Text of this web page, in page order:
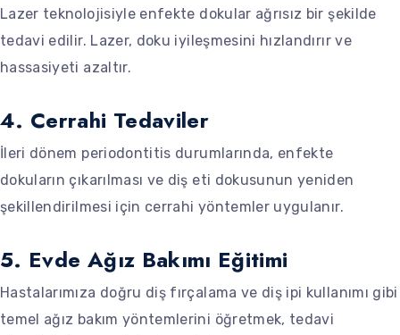
Lazer teknolojisiyle enfekte dokular ağrısız bir şekilde
tedavi edilir. Lazer, doku iyileşmesini hızlandırır ve
hassasiyeti azaltır.
4. Cerrahi Tedaviler
İleri dönem periodontitis durumlarında, enfekte
dokuların çıkarılması ve diş eti dokusunun yeniden
şekillendirilmesi için cerrahi yöntemler uygulanır.
5. Evde Ağız Bakımı Eğitimi
Hastalarımıza doğru diş fırçalama ve diş ipi kullanımı gibi
temel ağız bakım yöntemlerini öğretmek, tedavi